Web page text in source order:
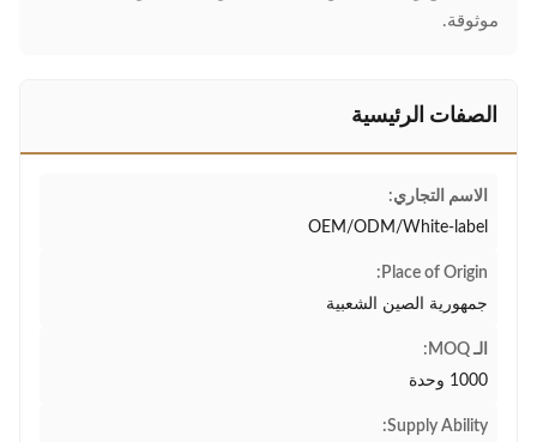
موثوقة.
الصفات الرئيسية
الاسم التجاري:
OEM/ODM/White-label
Place of Origin:
جمهورية الصين الشعبية
الـ MOQ:
1000 وحدة
Supply Ability: